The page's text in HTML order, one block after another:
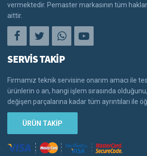
vermektedir. Pemaster markasının tüm
aittir.
SERVİS TAKİP
Firmamız teknik servisine onarım amacı ile
ürünlerin o an, hangi işlem sırasında
değişen parçalarına kadar tüm ayrıntıları ile
ÜRÜN TAKİP